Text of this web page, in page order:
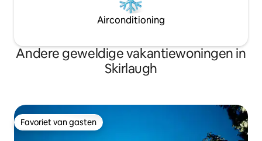
Airconditioning
Andere geweldige vakantiewoningen in
Skirlaugh
Favoriet van gasten
Favoriet van gasten